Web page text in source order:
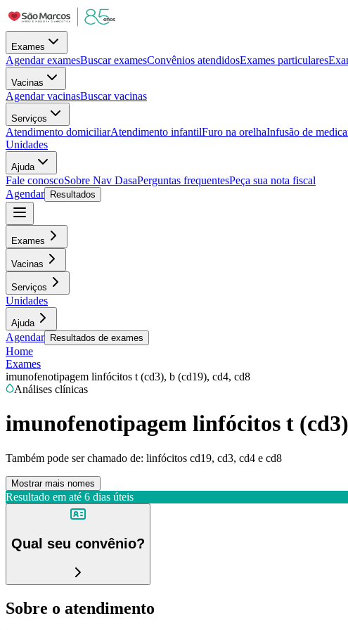
Exames
Agendar examesBuscar examesConvênios atendidosExames particulares
Vacinas
Agendar vacinasBuscar vacinas
Serviços
Atendimento domiciliarAtendimento infantilFuro na orelhaInfusão de
Unidades
Ajuda
Fale conoscoSobre Nav DasaPerguntas frequentesPeça sua nota fiscal
Agendar
Resultados
Exames
Vacinas
Serviços
Unidades
Ajuda
Agendar Resultados de exames
Home
Exames
imunofenotipagem linfócitos t (cd3), b (cd19), cd4, cd8
Análises clínicas
imunofenotipagem linfócitos t
Também pode ser chamado de: linfócitos cd19, cd3, cd4 e cd8
Mostrar mais nomes
Resultado em até 6 dias úteis
Qual seu convênio?
Sobre o atendimento